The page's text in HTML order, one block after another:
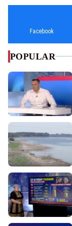
Facebook
POPULAR